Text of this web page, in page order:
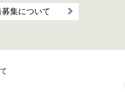
集について